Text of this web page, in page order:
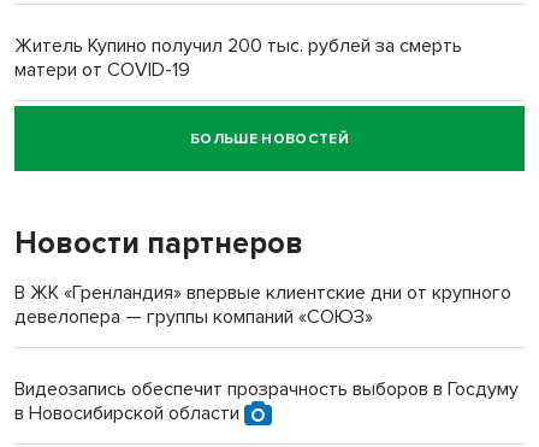
Житель Купино получил 200 тыс. рублей за смерть
матери от COVID-19
Новосибирский суд наказал водителя за смерть
пенсионерки на вокзале
БОЛЬШЕ НОВОСТЕЙ
Новости партнеров
В ЖК «Гренландия» впервые клиентские дни от крупного
девелопера — группы компаний «СОЮЗ»
Видеозапись обеспечит прозрачность выборов в Госдуму
в Новосибирской области